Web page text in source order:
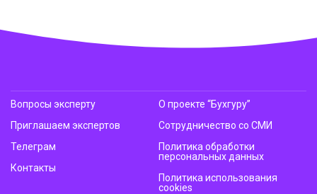
Вопросы эксперту
Приглашаем экспертов
Телеграм
Контакты
О проекте “Бухгуру”
Сотрудничество со СМИ
Политика обработки
персональных данных
Политика использования
cookies